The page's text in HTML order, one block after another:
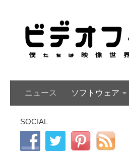
ニュース ソフトウェア
SOCIAL